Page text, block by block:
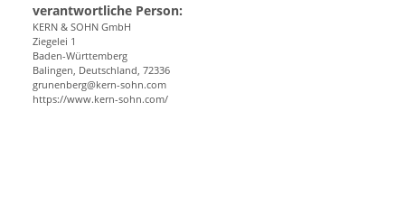
verantwortliche Person:
KERN & SOHN GmbH
Ziegelei 1
Baden-Württemberg
Balingen, Deutschland, 72336
grunenberg@kern-sohn.com
https://www.kern-sohn.com/